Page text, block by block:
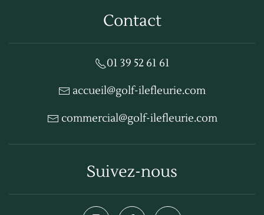
Contact
01 39 52 61 61
accueil@golf-ilefleurie.com
commercial@golf-ilefleurie.com
Suivez-nous